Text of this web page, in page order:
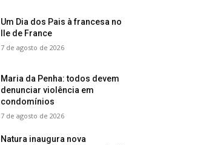
Um Dia dos Pais à francesa no
Ile de France
7 de agosto de 2026
Maria da Penha: todos devem
denunciar violência em
condomínios
7 de agosto de 2026
Natura inaugura nova